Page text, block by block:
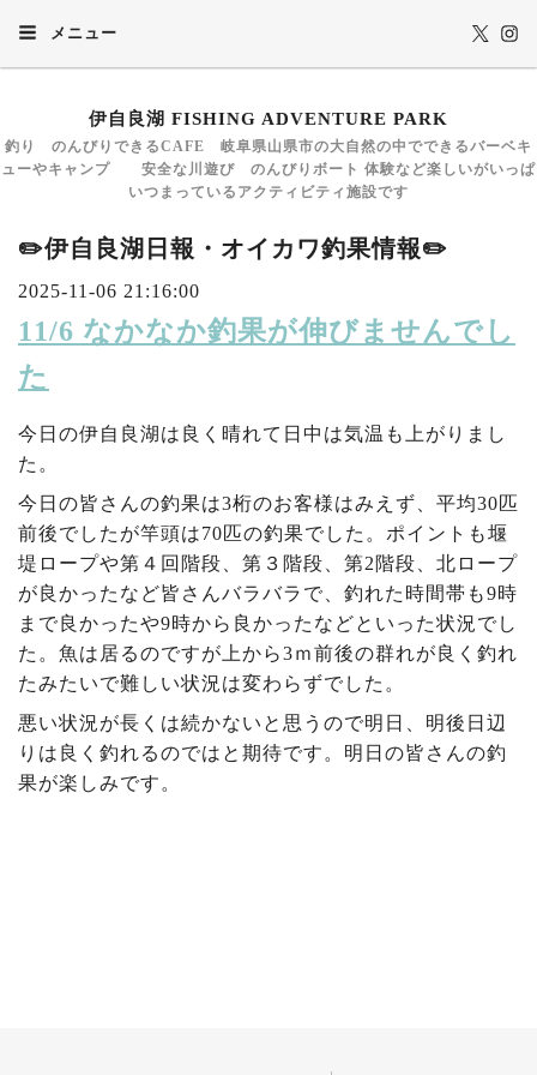
メニュー
伊自良湖 FISHING ADVENTURE PARK
釣り のんびりできるCAFE 岐阜県山県市の大自然の中でできるバーベキ
ューやキャンプ 安全な川遊び のんびりボート 体験など楽しいがいっぱ
いつまっているアクティビティ施設です
✏️伊自良湖日報・オイカワ釣果情報✏️
2025-11-06 21:16:00
11/6 なかなか釣果が伸びませんでし
た
今日の伊自良湖は良く晴れて日中は気温も上がりまし
た。
今日の皆さんの釣果は3桁のお客様はみえず、平均30匹
前後でしたが竿頭は70匹の釣果でした。ポイントも堰
堤ロープや第４回階段、第３階段、第2階段、北ロープ
が良かったなど皆さんバラバラで、釣れた時間帯も9時
まで良かったや9時から良かったなどといった状況でし
た。魚は居るのですが上から3ｍ前後の群れが良く釣れ
たみたいで難しい状況は変わらずでした。
悪い状況が長くは続かないと思うので明日、明後日辺
りは良く釣れるのではと期待です。明日の皆さんの釣
果が楽しみです。